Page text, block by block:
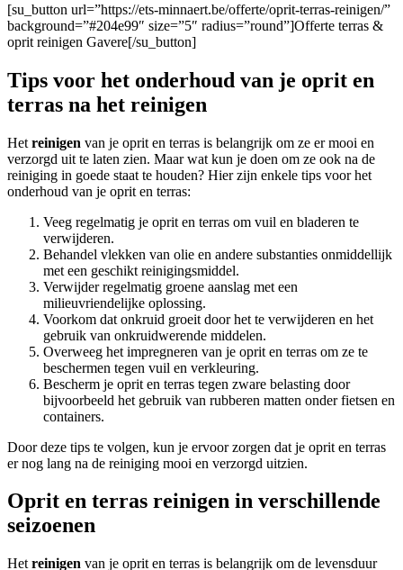
[su_button url=”https://ets-minnaert.be/offerte/oprit-terras-reinigen/”
background=”#204e99″ size=”5″ radius=”round”]Offerte terras &
oprit reinigen Gavere[/su_button]
Tips voor het onderhoud van je oprit en
terras na het reinigen
Het reinigen van je oprit en terras is belangrijk om ze er mooi en
verzorgd uit te laten zien. Maar wat kun je doen om ze ook na de
reiniging in goede staat te houden? Hier zijn enkele tips voor het
onderhoud van je oprit en terras:
Veeg regelmatig je oprit en terras om vuil en bladeren te
verwijderen.
Behandel vlekken van olie en andere substanties onmiddellijk
met een geschikt reinigingsmiddel.
Verwijder regelmatig groene aanslag met een
milieuvriendelijke oplossing.
Voorkom dat onkruid groeit door het te verwijderen en het
gebruik van onkruidwerende middelen.
Overweeg het impregneren van je oprit en terras om ze te
beschermen tegen vuil en verkleuring.
Bescherm je oprit en terras tegen zware belasting door
bijvoorbeeld het gebruik van rubberen matten onder fietsen en
containers.
Door deze tips te volgen, kun je ervoor zorgen dat je oprit en terras
er nog lang na de reiniging mooi en verzorgd uitzien.
Oprit en terras reinigen in verschillende
seizoenen
Het reinigen van je oprit en terras is belangrijk om de levensduur